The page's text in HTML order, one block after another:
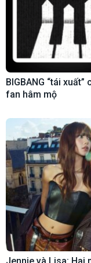
BIGBANG “tái
fan hâm mộ